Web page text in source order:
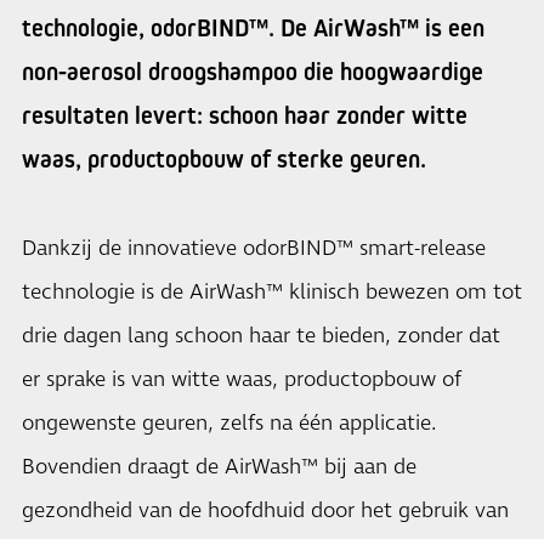
technologie, odorBIND™. De AirWash™ is een
non-aerosol droogshampoo die hoogwaardige
resultaten levert: schoon haar zonder witte
waas, productopbouw of sterke geuren.
Dankzij de innovatieve odorBIND™ smart-release
technologie is de AirWash™ klinisch bewezen om tot
drie dagen lang schoon haar te bieden, zonder dat
er sprake is van witte waas, productopbouw of
ongewenste geuren, zelfs na één applicatie.
Bovendien draagt de AirWash™ bij aan de
gezondheid van de hoofdhuid door het gebruik van